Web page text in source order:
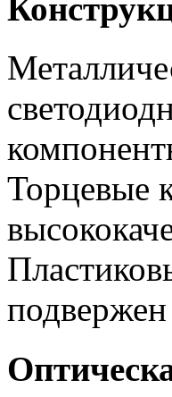
Торцевые